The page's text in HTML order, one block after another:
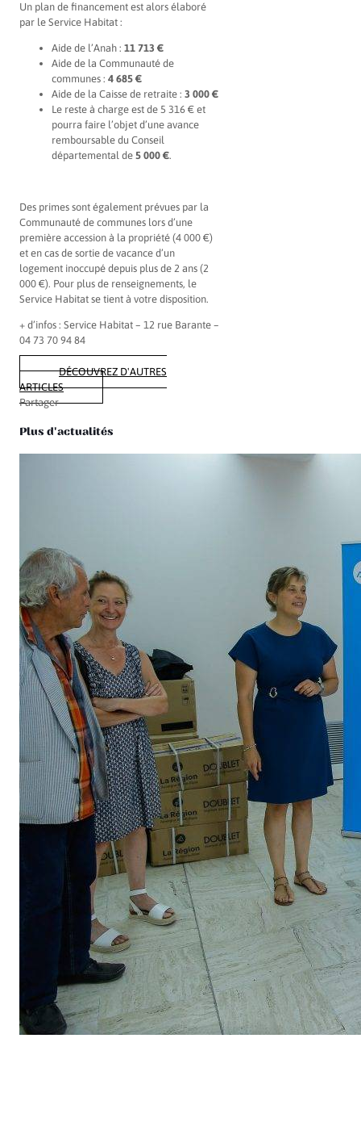
Un plan de financement est alors élaboré
par le Service Habitat :
Aide de l’Anah : 11 713 €
Aide de la Communauté de
communes : 4 685 €
Aide de la Caisse de retraite : 3 000 €
Le reste à charge est de 5 316 € et
pourra faire l’objet d’une avance
remboursable du Conseil
départemental de 5 000 €.
Des primes sont également prévues par la
Communauté de communes lors d’une
première accession à la propriété (4 000 €)
et en cas de sortie de vacance d’un
logement inoccupé depuis plus de 2 ans (2
000 €). Pour plus de renseignements, le
Service Habitat se tient à votre disposition.
+ d’infos : Service Habitat – 12 rue Barante –
04 73 70 94 84
DÉCOUVREZ D'AUTRES
ARTICLES
Partager
Plus d'actualités